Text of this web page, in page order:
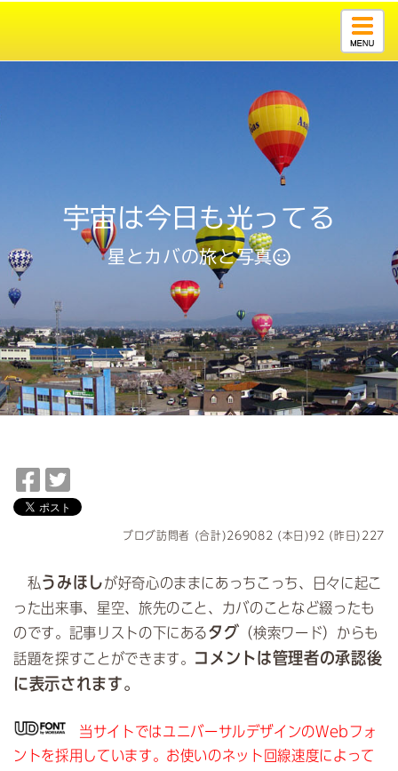
宇宙は今日も光ってる
星とカバの旅と写真
a
c
o
o
k
で
シ
ェ
w
i
e
で
シ
ェ
ア
ブログ訪問者 (合計)269082 (本日)92 (昨日)227
私うみほしが好奇心のままにあっちこっち、日々に起こ
った出来事、星空、旅先のこと、カバのことなど綴ったも
のです。記事リストの下にあるタグ （検索ワード）からも
話題を探すことができます。 コメントは管理者の承認後
に表示されます。
当サイトではユニバーサルデザインのWebフォ
ントを採用しています。お使いのネット回線速度によって